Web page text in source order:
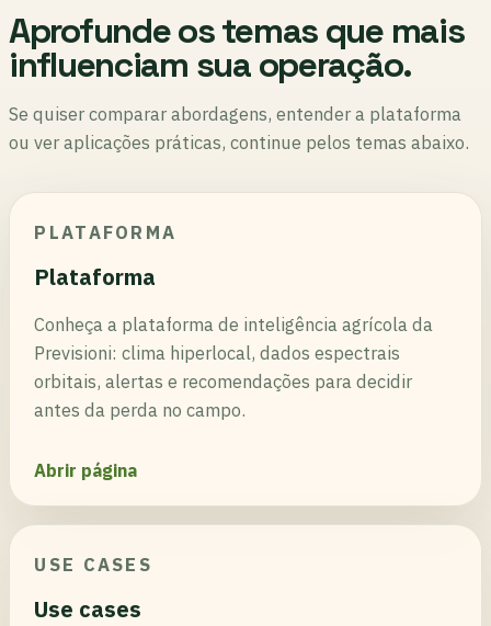
Aprofunde os temas que mais
influenciam sua operação.
Se quiser comparar abordagens, entender a plataforma
ou ver aplicações práticas, continue pelos temas abaixo.
PLATAFORMA
Plataforma
Conheça a plataforma de inteligência agrícola da
Previsioni: clima hiperlocal, dados espectrais
orbitais, alertas e recomendações para decidir
antes da perda no campo.
Abrir página
USE CASES
Use cases